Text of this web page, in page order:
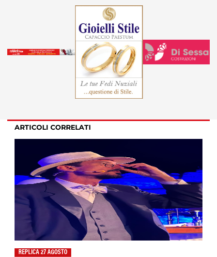
ARTICOLI CORRELATI
REPLICA 27 AGOSTO